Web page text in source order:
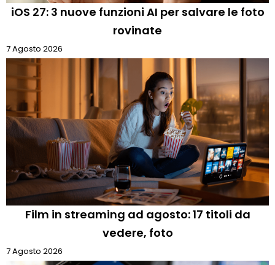
iOS 27: 3 nuove funzioni AI per salvare le foto
rovinate
7 Agosto 2026
Film in streaming ad agosto: 17 titoli da
vedere, foto
7 Agosto 2026